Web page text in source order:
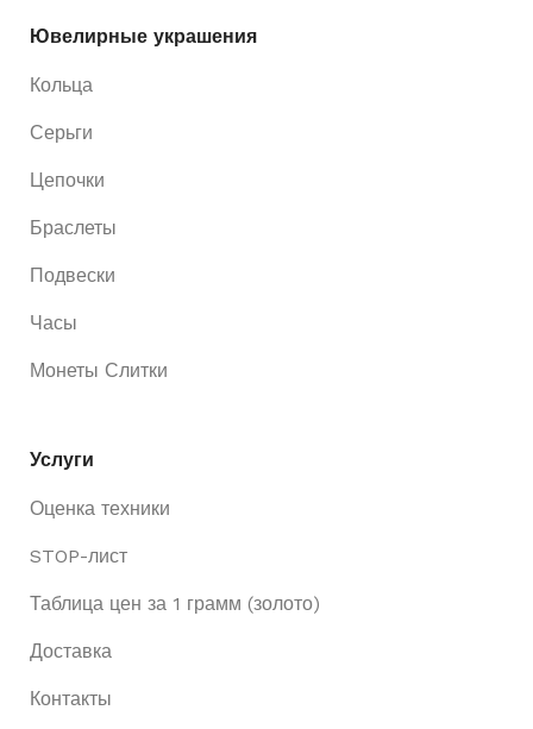
Ювелирные украшения
Кольца
Серьги
Цепочки
Браслеты
Подвески
Часы
Монеты Слитки
Услуги
Оценка техники
STOP-лист
Таблица цен за 1 грамм (золото)
Доставка
Контакты